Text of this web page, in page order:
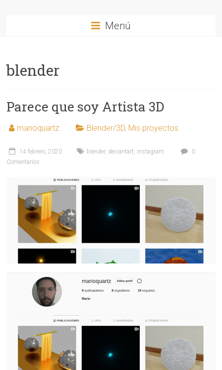
Menú
blender
Parece que soy Artista 3D
marioquartz Blender/3D, Mis proyectos
14 febrero, 2020 blender, deviantart, instagram
0
Comentarios